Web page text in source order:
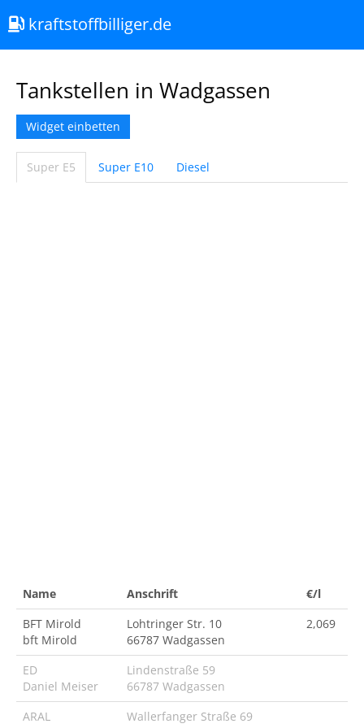
kraftstoffbilliger.de
Tankstellen in Wadgassen
Widget einbetten
Super E5 Super E10 Diesel
Name Anschrift
€/l
BFT Mirold
bft Mirold
Lohtringer Str. 10
66787 Wadgassen
2,069
ED
Daniel Meiser
Lindenstraße 59
66787 Wadgassen
ARAL
Wallerfanger Straße 69